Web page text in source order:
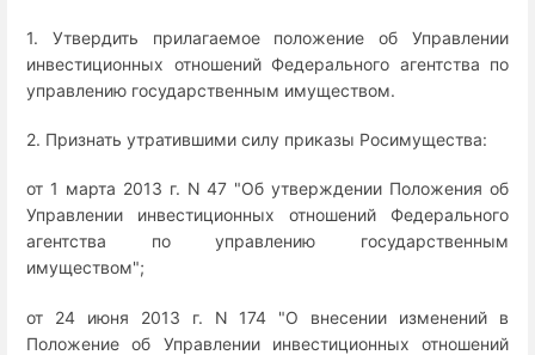
1. Утвердить прилагаемое положение об Управлении
инвестиционных отношений Федерального агентства по
управлению государственным имуществом.
2. Признать утратившими силу приказы Росимущества:
от 1 марта 2013 г. N 47 "Об утверждении Положения об
Управлении инвестиционных отношений Федерального
агентства по управлению государственным
имуществом";
от 24 июня 2013 г. N 174 "О внесении изменений в
Положение об Управлении инвестиционных отношений